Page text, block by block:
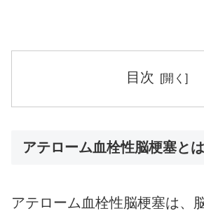
目次
アテローム血栓性脳梗塞とは
アテローム血栓性脳梗塞は、